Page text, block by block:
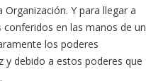
Y para llegar a
en las manos de un
los poderes
y debido a estos poderes que